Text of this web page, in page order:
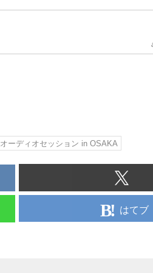
オーディオセッション in OSAKA
はてブ